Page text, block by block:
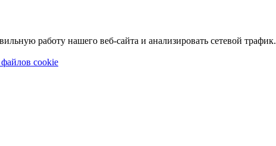
работу нашего веб-сайта и анализировать сетевой трафик.
cookie